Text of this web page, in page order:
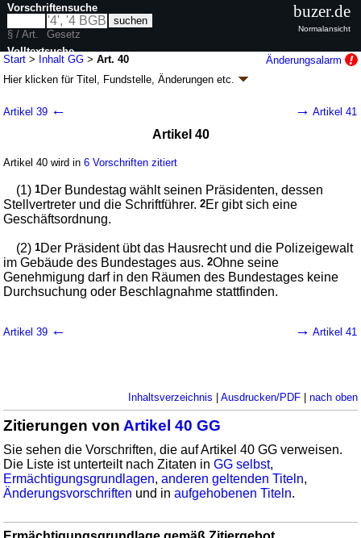
Start > Inhalt GG >Art. 40
Änderungsalarm
Hier klicken fürTitel, Fundstelle, Änderungen etc.
Deutschland (GG)
; zuletzt geändert durch
Geltung ab 24.05.1949; FNA: 100-1Grundgesetz
III. Der Bundestag
Artikel 39 ← → Artikel 41
Artikel 40
Artikel 40 wird in6 Vorschriften zitiert
(1)1Der Bundestag wählt seinen Präsidenten, dessen
Stellvertreter und die Schriftführer.2Er gibt sich eine
Geschäftsordnung.
(2)1Der Präsident übt das Hausrecht und die Polizeigewalt
im Gebäude des Bundestages aus.2Ohne seine
Genehmigung darf in den Räumen des Bundestages keine
Durchsuchung oder Beschlagnahme stattfinden.
Artikel 39 ← → Artikel 41
Inhaltsverzeichnis | Ausdrucken/PDF| nach oben
Zitierungen von Artikel 40 GG
Sie sehen die Vorschriften, die auf Artikel 40 GG verweisen.
Die Liste ist unterteilt nach Zitaten inGG selbst,
Ermächtigungsgrundlagen,anderen geltenden Titeln,
Änderungsvorschriften und inaufgehobenen Titeln.
Vorschriftensuche
§ / Art.
Gesetz
Volltextsuche
nur in GG
buzer.de
Normalansicht